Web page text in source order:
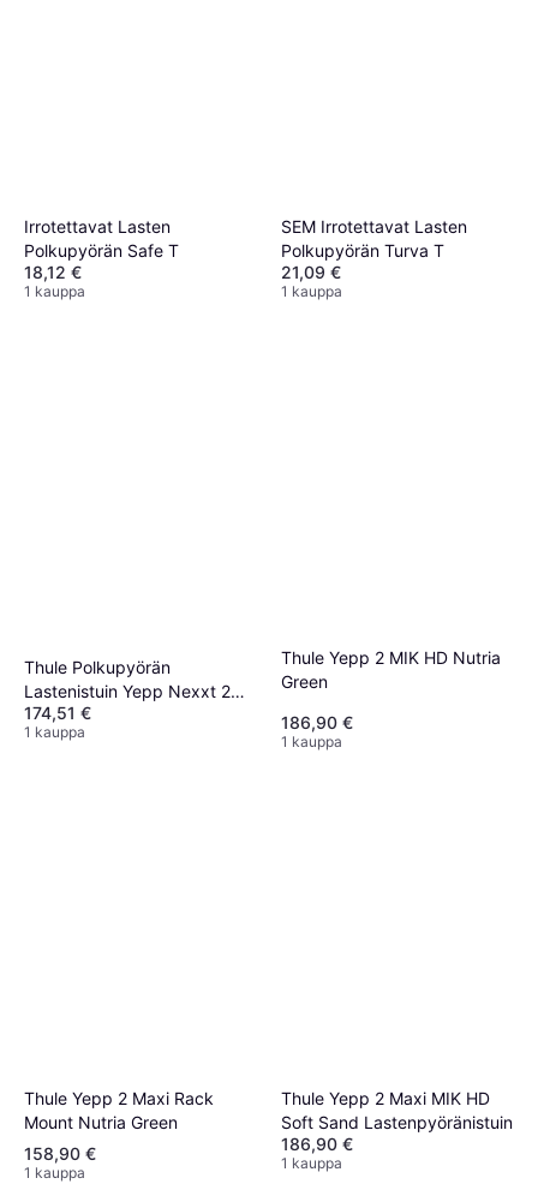
Irrotettavat Lasten
Polkupyörän Safe T
18,12 €
1 kauppa
SEM Irrotettavat Lasten
Polkupyörän Turva T
21,09 €
1 kauppa
Thule Polkupyörän
Lastenistuin Yepp Nexxt 2
Maxi Midnight Black Rack
174,51 €
1 kauppa
Thule Yepp 2 MIK HD Nutria
Green
186,90 €
1 kauppa
Thule Yepp 2 Maxi Rack
Mount Nutria Green
158,90 €
1 kauppa
Thule Yepp 2 Maxi MIK HD
Soft Sand Lastenpyöränistuin
186,90 €
1 kauppa